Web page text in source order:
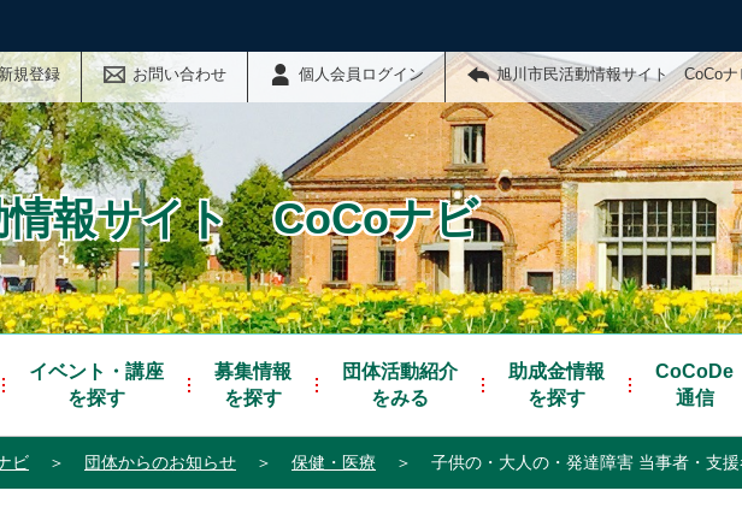
規登録 お問い合わせ 個人会員ログイン 旭川市民活動情報サイト CoCoナ
情報サイト CoCoナビ
イベント・講座
を探す
募集情報
を探す
団体活動紹介
をみる
助成金情報
を探す
CoCoDe
通信
ビ ＞ 団体からのお知らせ ＞ 保健・医療 ＞ 子供の・大人の・発達障害 当事者・支